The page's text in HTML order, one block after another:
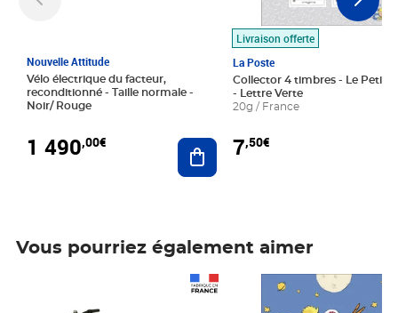
Nouvelle Attitude
Vélo électrique du facteur,
reconditionné - Taille normale -
Noir/ Rouge
1 490,00€ Ajouter au panier
Livraison offerte
La Poste
Collector 4 timbres - Le Petit
- Lettre Verte
20g / France
7,50€
Vous pourriez également aimer
Prix 7,50€